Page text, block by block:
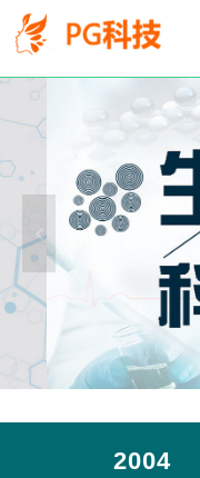
跳
要
PG
技
公
PG
电
网
2004